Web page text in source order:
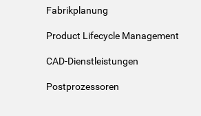
Fabrikplanung
Product Lifecycle Management
CAD-Dienstleistungen
Postprozessoren